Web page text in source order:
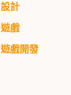
設計
遊戲
遊戲開發